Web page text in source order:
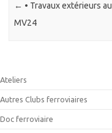
← • Travaux extérieurs
MV24
Ateliers
Autres Clubs ferroviaires
Doc ferroviaire